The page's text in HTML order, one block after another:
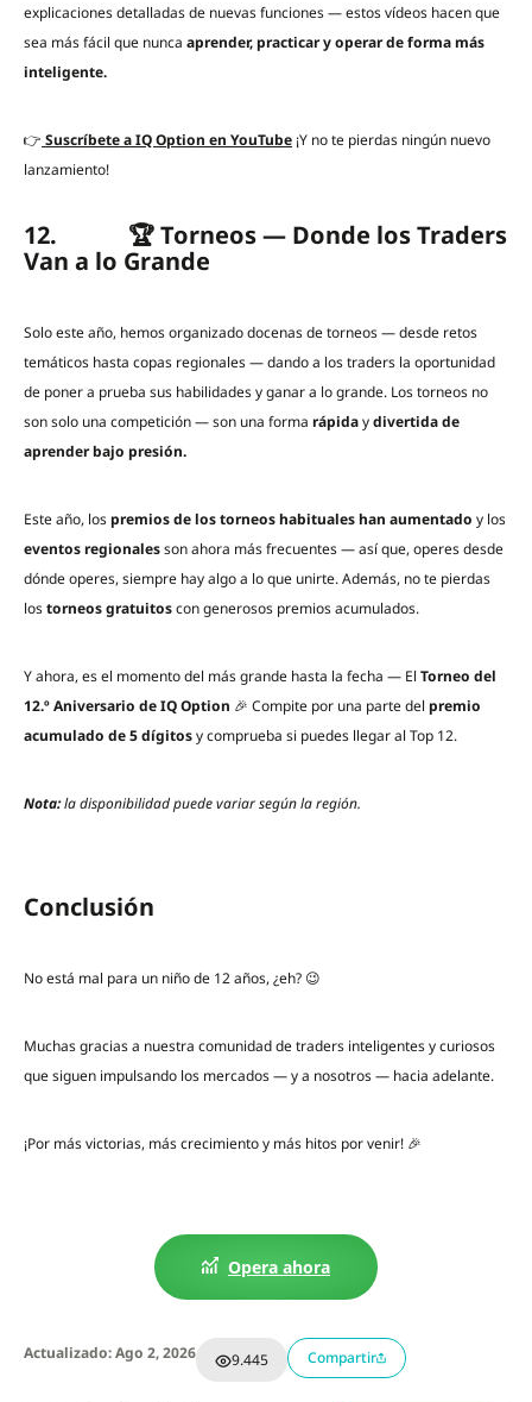
explicaciones detalladas de nuevas funciones — estos vídeos hacen que
sea más fácil que nunca aprender, practicar y operar de forma más
inteligente.
👉 Suscríbete a IQ Option en YouTube ¡Y no te pierdas ningún nuevo
lanzamiento!
12. 🏆 Torneos — Donde los Traders
Van a lo Grande
Solo este año, hemos organizado docenas de torneos — desde retos
temáticos hasta copas regionales — dando a los traders la oportunidad
de poner a prueba sus habilidades y ganar a lo grande. Los torneos no
son solo una competición — son una forma rápidaydivertida de
aprender bajo presión.
Este año, lospremios de los torneos habituales han aumentado y los
eventos regionalesson ahora más frecuentes — así que, operes desde
dónde operes, siempre hay algo a lo que unirte. Además, no te pierdas
lostorneos gratuitoscon generosos premios acumulados.
Y ahora, es el momento del más grande hasta la fecha — El Torneo del
12.º Aniversario de IQ Option 🎉 Compite por una parte del premio
acumulado de 5 dígitosy comprueba si puedes llegar al Top 12.
Nota:la disponibilidad puede variar según la región.
Conclusión
No está mal para un niño de 12 años, ¿eh? 😉
Muchas gracias a nuestra comunidad de traders inteligentes y curiosos
que siguen impulsando los mercados — y a nosotros — hacia adelante.
¡Por más victorias, más crecimiento y más hitos por venir! 🎉
Opera ahora
Actualizado: Ago 2, 2026 9.445 Compartir